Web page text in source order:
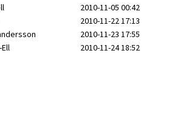
2010-11-05 00:42
2010-11-22 17:13
2010-11-23 17:55
2010-11-24 18:52